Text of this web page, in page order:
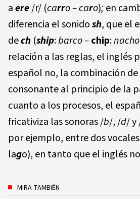
aere/r/ (carro– caro); en
diferencia el sonidosh, que el
dech (ship:barco –chip:nacho
relación a las reglas, el inglés
español no, la combinación
consonante al principio de la
cuanto a los procesos, el
fricativiza las sonoras /b/, /d/ y
por ejemplo, entre dos
lago), en tanto que el inglés
MIRA TAMBIÉN